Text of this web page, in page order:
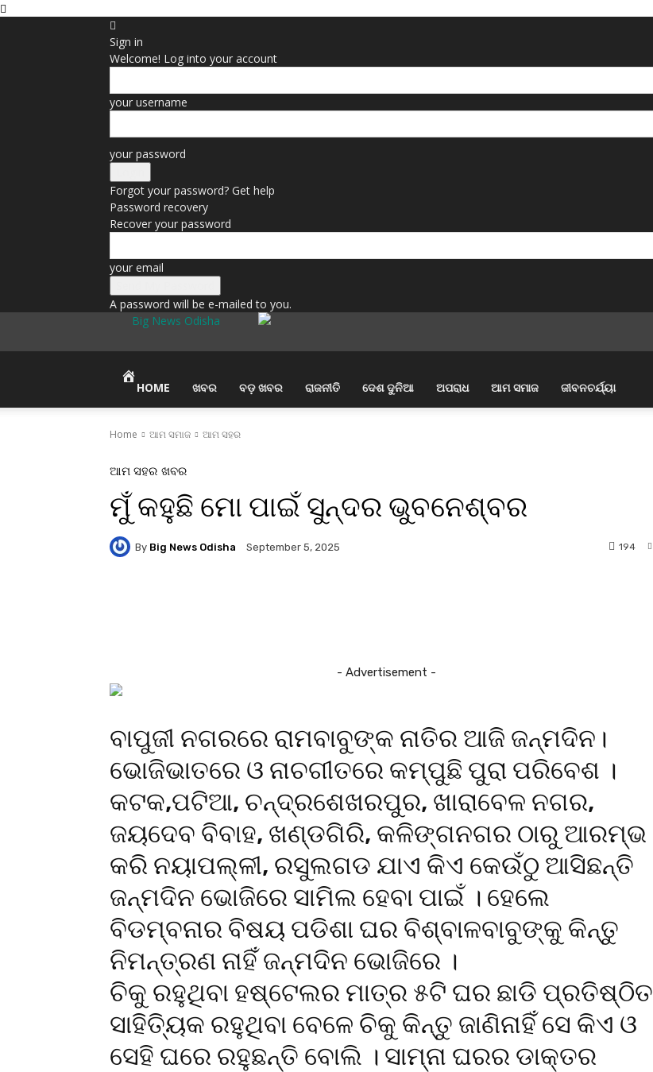
Sign in
Welcome! Log into your account
your username
your password
Forgot your password? Get help
Password recovery
Recover your password
your email
A password will be e-mailed to you.
Big News Odisha
HOME ଖବର ବଡ଼ ଖବର ରାଜନୀତି ଦେଶ ଦୁନିଆ ଅପରାଧ ଆମ ସମାଜ ଜୀବନଚର୍ଯ୍ୟା
Home ଆମ ସମାଜ ଆମ ସହର
ଆମ ସହର ଖବର
ମୁଁ କହୁଛି ମୋ ପାଇଁ ସୁନ୍ଦର ଭୁବନେଶ୍ବର
By Big News Odisha September 5, 2025 194
- Advertisement -
ବାପୁଜୀ ନଗରରେ ରାମବାବୁଙ୍କ ନାତିର ଆଜି ଜନ୍ମଦିନ।
ଭୋଜିଭାତରେ ଓ ନାଚଗୀତରେ କମ୍ପୁଛି ପୁରା ପରିବେଶ ।
କଟକ,ପଟିଆ, ଚନ୍ଦ୍ରଶେଖରପୁର, ଖାରାବେଳ ନଗର,
ଜୟଦେବ ବିବାହ, ଖଣ୍ଡଗିରି, କଳିଙ୍ଗନଗର ଠାରୁ ଆରମ୍ଭ
କରି ନୟାପଲ୍ଳୀ, ରସୁଲଗଡ ଯାଏ କିଏ କେଉଁଠୁ ଆସିଛନ୍ତି
ଜନ୍ମଦିନ ଭୋଜିରେ ସାମିଲ ହେବା ପାଇଁ । ହେଲେ
ବିଡମ୍ବନାର ବିଷୟ ପଡିଶା ଘର ବିଶ୍ବାଳବାବୁଙ୍କୁ କିନ୍ତୁ
ନିମନ୍ତ୍ରଣ ନାହିଁ ଜନ୍ମଦିନ ଭୋଜିରେ ।
ଚିକୁ ରହୁଥିବା ହଷ୍ଟେଲର ମାତ୍ର ୫ଟି ଘର ଛାଡି ପ୍ରତିଷ୍ଠିତ
ସାହିତ୍ୟିକ ରହୁଥିବା ବେଳେ ଚିକୁ କିନ୍ତୁ ଜାଣିନାହିଁ ସେ କିଏ ଓ
ସେହି ଘରେ ରହୁଛନ୍ତି ବୋଲି । ସାମ୍ନା ଘରର ଡାକ୍ତର